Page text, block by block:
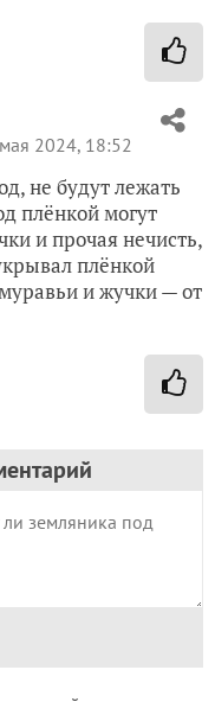
2024, 18:52
не будут лежать
плёнкой могут
и прочая нечисть,
плёнкой
и жучки — от